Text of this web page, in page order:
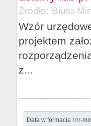
Źródło: Biuro
Wzór
projektem
z...
Data w formacie rrrr-